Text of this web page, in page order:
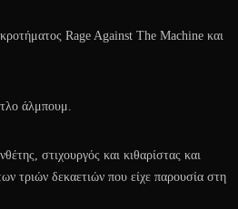
Rage Against The Machine και
άλμπουμ.
στιχουργός και κιθαρίστας και
τριών δεκαετιών που είχε παρουσία στη